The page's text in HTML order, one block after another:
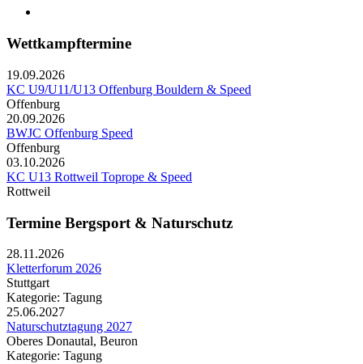
Wettkampftermine
19.09.2026
KC U9/U11/U13 Offenburg Bouldern & Speed
Offenburg
20.09.2026
BWJC Offenburg Speed
Offenburg
03.10.2026
KC U13 Rottweil Toprope & Speed
Rottweil
Termine Bergsport & Naturschutz
28.11.2026
Kletterforum 2026
Stuttgart
Kategorie: Tagung
25.06.2027
Naturschutztagung 2027
Oberes Donautal, Beuron
Kategorie: Tagung